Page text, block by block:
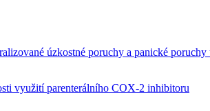
úzkostné poruchy a panické
využití parenterálního COX-2 inhibitoru